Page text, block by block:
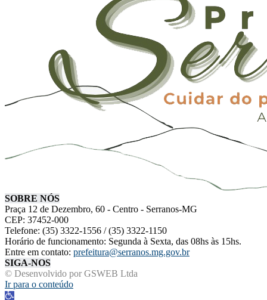
SOBRE NÓS
Praça 12 de Dezembro, 60 - Centro - Serranos-MG
CEP: 37452-000
Telefone: (35) 3322-1556 / (35) 3322-1150
Horário de funcionamento: Segunda à Sexta, das 08hs às 15hs.
Entre em contato: prefeitura@serranos.mg.gov.br
SIGA-NOS
© Desenvolvido por GSWEB Ltda
Ir para o conteúdo
Abrir a barra de ferramentas